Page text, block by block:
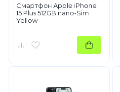
Смартфон Apple iPhone
15 Plus 512GB nano-Sim
Yellow